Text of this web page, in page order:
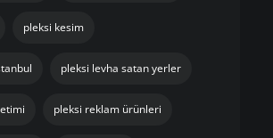
pleksi kesim
pleksi levha satan yerler
pleksi reklam ürünleri